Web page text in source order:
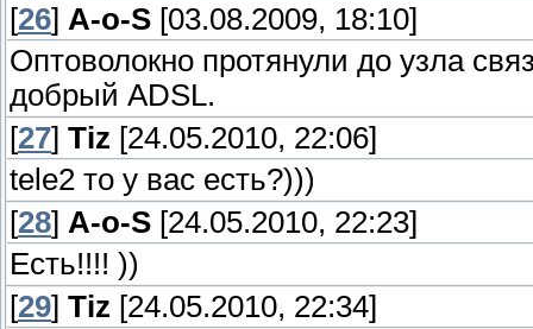
[26] A-o-S [03.08.2009, 18:10]
Оптоволокно протянули до узла
добрый ADSL.
[27] Tiz [24.05.2010, 22:06]
tele2 то у вас есть?)))
[28] A-o-S [24.05.2010, 22:23]
Есть!!!! ))
[29] Tiz [24.05.2010, 22:34]